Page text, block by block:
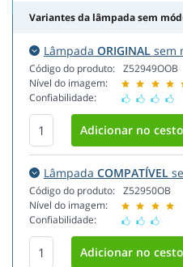
Variantes da lâmpada sem
Lâmpada ORIGINAL sem
Código do produto:
Nível do imagem:
Confiabilidade:
Z52949OOB
Lâmpada COMPATÍVEL
Código do produto:
Nível do imagem:
Confiabilidade:
Z52950OB